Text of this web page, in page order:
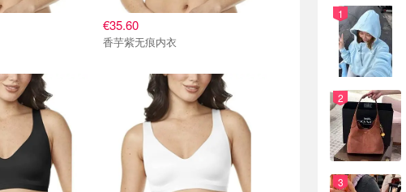
€35.60
香芋紫无痕内衣